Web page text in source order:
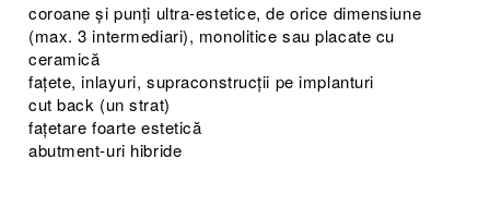
coroane și punți ultra-estetice, de orice dimensiune
(max. 3 intermediari), monolitice sau placate cu
ceramică
fațete, inlayuri, supraconstrucții pe implanturi
cut back (un strat)
fațetare foarte estetică
abutment-uri hibride